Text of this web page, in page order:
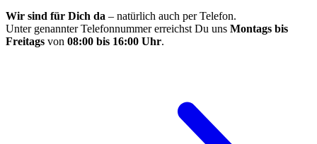
Wir sind für Dich da – natürlich auch per Telefon.
Unter genannter Telefonnummer erreichst Du uns Montags bis
Freitags von 08:00 bis 16:00 Uhr.